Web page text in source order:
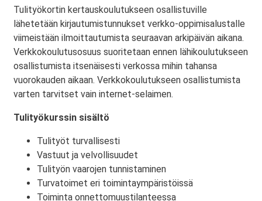
Tulityökortin kertauskoulutukseen osallistuville
lähetetään kirjautumistunnukset verkko-oppimisalustalle
viimeistään ilmoittautumista seuraavan arkipäivän aikana.
Verkkokoulutusosuus suoritetaan ennen lähikoulutukseen
osallistumista itsenäisesti verkossa mihin tahansa
vuorokauden aikaan. Verkkokoulutukseen osallistumista
varten tarvitset vain internet-selaimen.
Tulityökurssin sisältö
Tulityöt turvallisesti
Vastuut ja velvollisuudet
Tulityön vaarojen tunnistaminen
Turvatoimet eri toimintaympäristöissä
Toiminta onnettomuustilanteessa